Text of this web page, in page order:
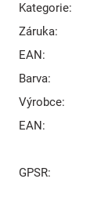
Kategorie:
Záruka:
EAN:
Barva:
Výrobce:
EAN:
GPSR: